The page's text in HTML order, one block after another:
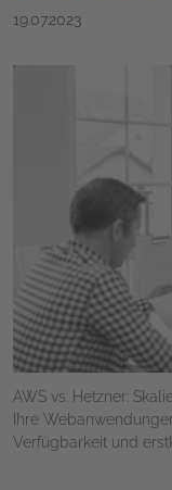
19.07.2023
AWS vs. Hetzner:
Ihre
Verfügbarkeit und